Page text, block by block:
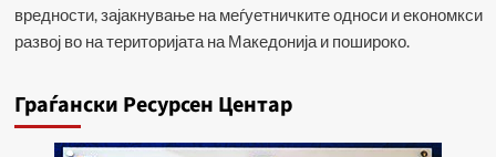
вредности, зајакнување на меѓуетничките односи и економкси
развој во на територијата на Македонија и пошироко.
Граѓански Ресурсен Центар